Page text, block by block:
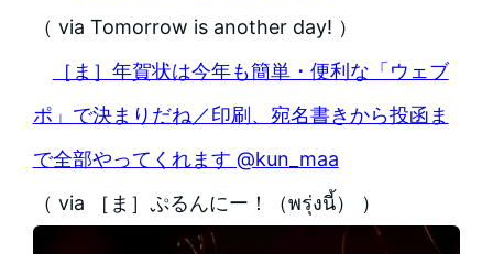
（ via Tomorrow is another day! ）
［ま］年賀状は今年も簡単・便利な「ウェブ
ポ」で決まりだね／印刷、宛名書きから投函ま
で全部やってくれます @kun_maa
（ via ［ま］ぷるんにー！（พรุ่งนี้） ）